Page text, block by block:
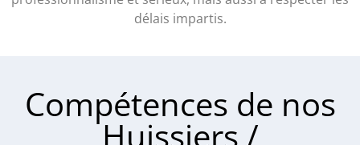
délais impartis.
Compétences de nos
Huissiers /